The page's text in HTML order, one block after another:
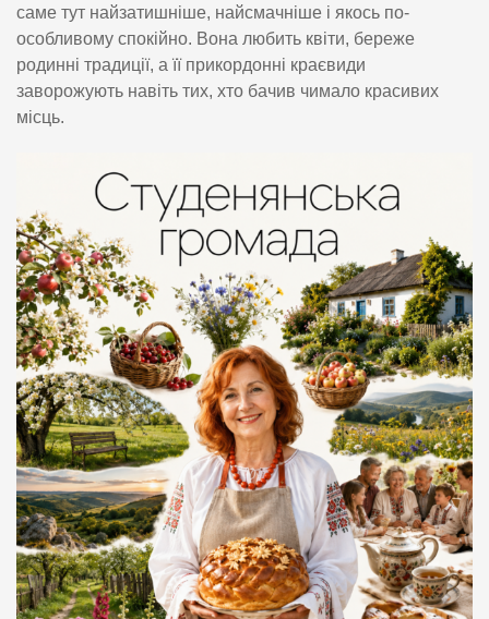
саме тут найзатишніше, найсмачніше і якось по-
особливому спокійно. Вона любить квіти, береже
родинні традиції, а її прикордонні краєвиди
заворожують навіть тих, хто бачив чимало красивих
місць.